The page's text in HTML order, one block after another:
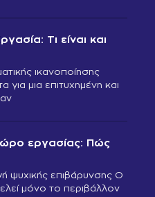
Τι είναι και
ικανοποίησης
μια επιτυχημένη και
εργασίας: Πώς
ψυχικής επιβάρυνσης Ο
μόνο το περιβάλλον